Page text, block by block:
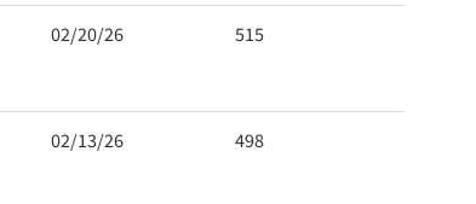
02/20/26 515
02/13/26 498